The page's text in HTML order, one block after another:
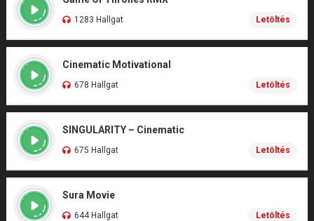
1283 Hallgat Letöltés
Cinematic Motivational
678 Hallgat Letöltés
SINGULARITY – Cinematic
675 Hallgat Letöltés
Sura Movie
644 Hallgat Letöltés